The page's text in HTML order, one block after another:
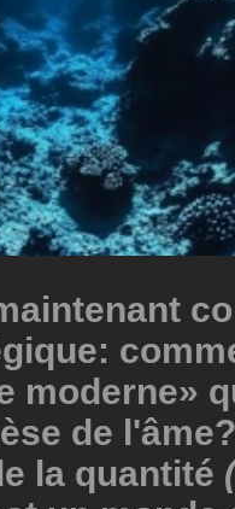
moderne»
de
la quantité